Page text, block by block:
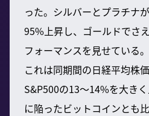
った。シルバーとプラチナ
95%上昇し、ゴールドでさ
フォーマンスを見せている。
これは同期間の日経平均株
S&P500の13～14%を大き
に陥ったビットコインとも